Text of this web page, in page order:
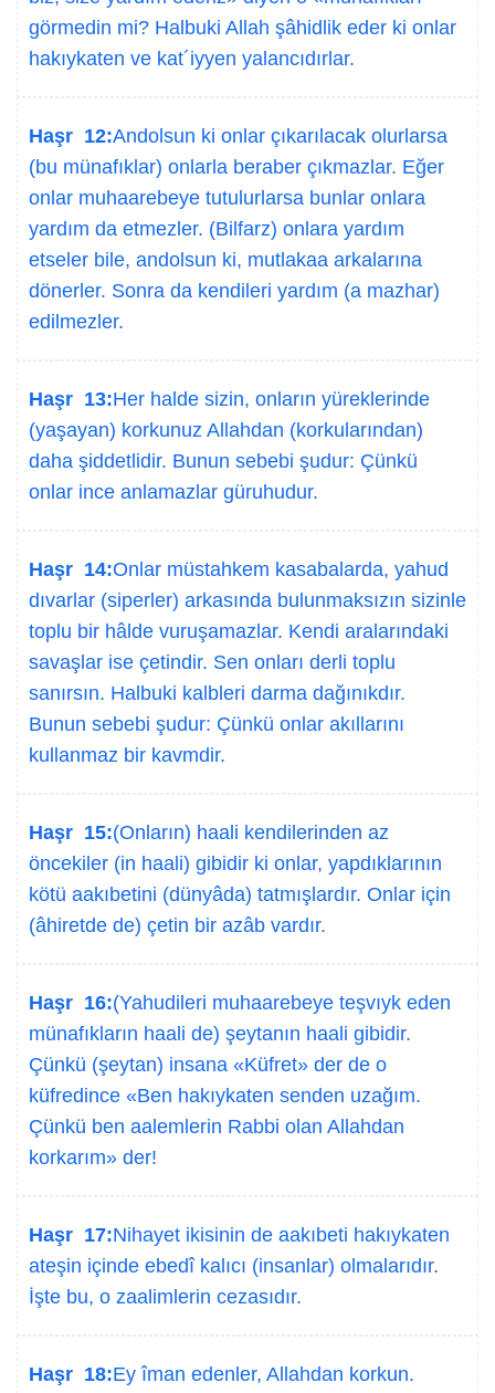
görmedin mi? Halbuki Allah şâhidlik eder ki onlar
hakıykaten ve kat´iyyen yalancıdırlar.
Haşr 12:Andolsun ki onlar çıkarılacak olurlarsa
(bu münafıklar) onlarla beraber çıkmazlar. Eğer
onlar muhaarebeye tutulurlarsa bunlar onlara
yardım da etmezler. (Bilfarz) onlara yardım
etseler bile, andolsun ki, mutlakaa arkalarına
dönerler. Sonra da kendileri yardım (a mazhar)
edilmezler.
Haşr 13:Her halde sizin, onların yüreklerinde
(yaşayan) korkunuz Allahdan (korkularından)
daha şiddetlidir. Bunun sebebi şudur: Çünkü
onlar ince anlamazlar güruhudur.
Haşr 14:Onlar müstahkem kasabalarda, yahud
dıvarlar (siperler) arkasında bulunmaksızın sizinle
toplu bir hâlde vuruşamazlar. Kendi aralarındaki
savaşlar ise çetindir. Sen onları derli toplu
sanırsın. Halbuki kalbleri darma dağınıkdır.
Bunun sebebi şudur: Çünkü onlar akıllarını
kullanmaz bir kavmdir.
Haşr 15:(Onların) haali kendilerinden az
öncekiler (in haali) gibidir ki onlar, yapdıklarının
kötü aakıbetini (dünyâda) tatmışlardır. Onlar için
(âhiretde de) çetin bir azâb vardır.
Haşr 16:(Yahudileri muhaarebeye teşvıyk eden
münafıkların haali de) şeytanın haali gibidir.
Çünkü (şeytan) insana «Küfret» der de o
küfredince «Ben hakıykaten senden uzağım.
Çünkü ben aalemlerin Rabbi olan Allahdan
korkarım» der!
Haşr 17:Nihayet ikisinin de aakıbeti hakıykaten
ateşin içinde ebedî kalıcı (insanlar) olmalarıdır.
İşte bu, o zaalimlerin cezasıdır.
Haşr 18:Ey îman edenler, Allahdan korkun.